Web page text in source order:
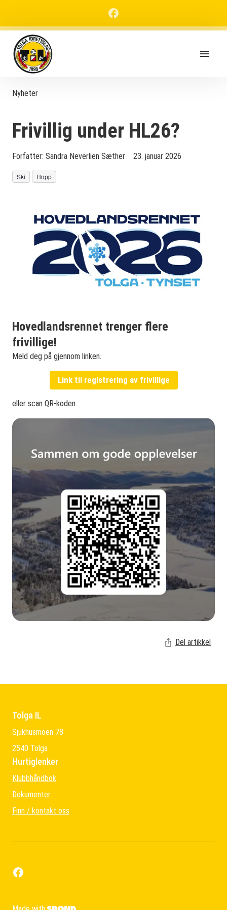
Nyheter
Frivillig under HL26?
Forfatter: Sandra Neverlien Sæther 23. januar 2026
Ski Hopp
Hovedlandsrennet trenger flere
frivillige!
Meld deg på gjennom linken.
Link til registrering av frivillige
eller scan QR-koden.
Del artikkel
Tolga IL
Sjukhusmoen 78
2540 Tolga
Hurtiglenker
Klubbhåndbok
Dokumenter
Finn / kontakt oss